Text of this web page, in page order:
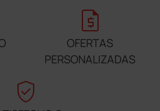
request_quote
OFERTAS
PERSONALIZADAS
verified_user